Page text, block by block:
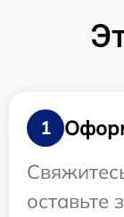
1
оставьте